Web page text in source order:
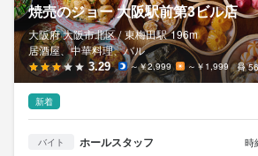
焼売のジョー 大阪駅前第3ビル店
大阪府 大阪市北区 / 東梅田駅 196m
居酒屋、中華料理、バル
3.29 ～￥2,999 ～￥1,999
新着
バイト ホールスタッフ 時